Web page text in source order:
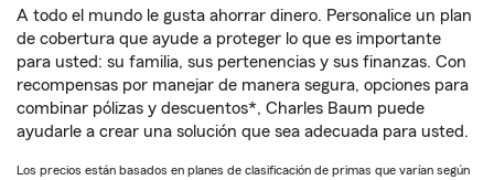
A todo el mundo le gusta ahorrar dinero. Personalice un plan
de cobertura que ayude a proteger lo que es importante
para usted: su familia, sus pertenencias y sus finanzas. Con
recompensas por manejar de manera segura, opciones para
combinar pólizas y descuentos*, Charles Baum puede
ayudarle a crear una solución que sea adecuada para usted.
Los precios están basados en planes de clasificación de primas que varían según